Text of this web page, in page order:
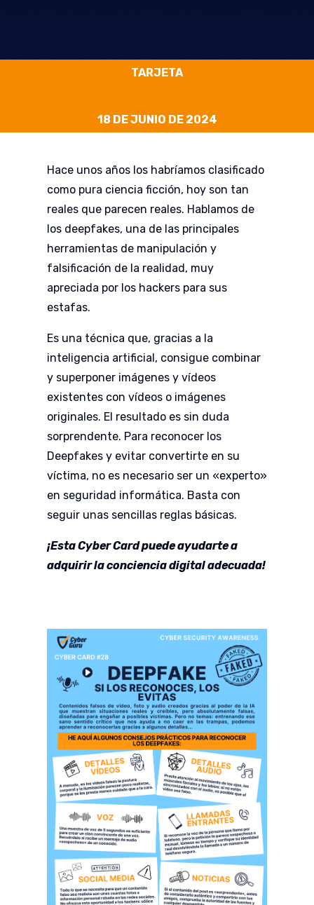
TARJETA
18 DE JUNIO DE 2024
Hace unos años los habríamos clasificado
como pura ciencia ficción, hoy son tan
reales que parecen reales. Hablamos de
los deepfakes, una de las principales
herramientas de manipulación y
falsificación de la realidad, muy
apreciada por los hackers para sus
estafas.
Es una técnica que, gracias a la
inteligencia artificial, consigue combinar
y superponer imágenes y vídeos
existentes con vídeos o imágenes
originales. El resultado es sin duda
sorprendente. Para reconocer los
Deepfakes y evitar convertirte en su
víctima, no es necesario ser un «experto»
en seguridad informática. Basta con
seguir unas sencillas reglas básicas.
¡Esta Cyber Card puede ayudarte a
adquirir la conciencia digital adecuada!